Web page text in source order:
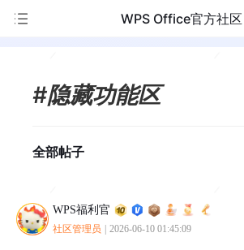
WPS Office官方社区
#隐藏功能区
全部帖子
WPS福利官
社区管理员 2026-06-10 01:45:09